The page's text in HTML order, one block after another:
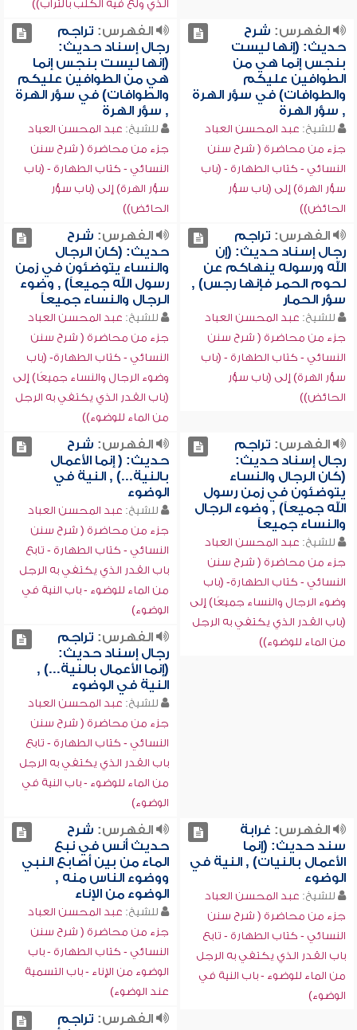
الذي ولغ فيه الكلب بالتراب))
الفهرس: شرح
حديث: (إنها ليست
بنجس إنما هي من
الطوافين عليكم
والطوافات) في سؤر الهرة
, سؤر الهرة
للشيخ: عبد المحسن العباد
جزء من محاضرة ( شرح سنن
النسائي - كتاب الطهارة - (باب
سؤر الهرة) إلى (باب سؤر
الحائض))
الفهرس: تراجم
رجال إسناد حديث:
(إنها ليست بنجس إنما
هي من الطوافين عليكم
والطوافات) في سؤر الهرة
, سؤر الهرة
للشيخ: عبد المحسن العباد
جزء من محاضرة ( شرح سنن
النسائي - كتاب الطهارة - (باب
سؤر الهرة) إلى (باب سؤر
الحائض))
الفهرس: تراجم
رجال إسناد حديث: (إن
الله ورسوله ينهاكم عن
لحوم الحمر فإنها رجس) ,
سؤر الحمار
للشيخ: عبد المحسن العباد
جزء من محاضرة ( شرح سنن
النسائي - كتاب الطهارة - (باب
سؤر الهرة) إلى (باب سؤر
الحائض))
الفهرس: شرح
حديث: (كان الرجال
والنساء يتوضئون في زمن
رسول الله جميعاً) , وضوء
الرجال والنساء جميعاً
للشيخ: عبد المحسن العباد
جزء من محاضرة ( شرح سنن
النسائي - كتاب الطهارة- (باب
وضوء الرجال والنساء جميعًا) إلى
(باب القدر الذي يكتفي به الرجل
من الماء للوضوء))
الفهرس: تراجم
رجال إسناد حديث:
(كان الرجال والنساء
يتوضئون في زمن رسول
الله جميعاً) , وضوء الرجال
والنساء جميعاً
للشيخ: عبد المحسن العباد
جزء من محاضرة ( شرح سنن
النسائي - كتاب الطهارة- (باب
وضوء الرجال والنساء جميعًا) إلى
(باب القدر الذي يكتفي به الرجل
من الماء للوضوء))
الفهرس: شرح
حديث: ( إنما الأعمال
بالنية...) , النية في
الوضوء
للشيخ: عبد المحسن العباد
جزء من محاضرة ( شرح سنن
النسائي - كتاب الطهارة - تابع
باب القدر الذي يكتفي به الرجل
من الماء للوضوء - باب النية في
الوضوء)
الفهرس: تراجم
رجال إسناد حديث:
(إنما الأعمال بالنية...) ,
النية في الوضوء
للشيخ: عبد المحسن العباد
جزء من محاضرة ( شرح سنن
النسائي - كتاب الطهارة - تابع
باب القدر الذي يكتفي به الرجل
من الماء للوضوء - باب النية في
الوضوء)
الفهرس: غرابة
سند حديث: (إنما
الأعمال بالنيات) , النية في
الوضوء
للشيخ: عبد المحسن العباد
جزء من محاضرة ( شرح سنن
النسائي - كتاب الطهارة - تابع
باب القدر الذي يكتفي به الرجل
من الماء للوضوء - باب النية في
الوضوء)
الفهرس: شرح
حديث أنس في نبع
الماء من بين أصابع النبي
ووضوء الناس منه ,
الوضوء من الإناء
للشيخ: عبد المحسن العباد
جزء من محاضرة ( شرح سنن
النسائي - كتاب الطهارة - باب
الوضوء من الإناء - باب التسمية
عند الوضوء)
الفهرس: تراجم